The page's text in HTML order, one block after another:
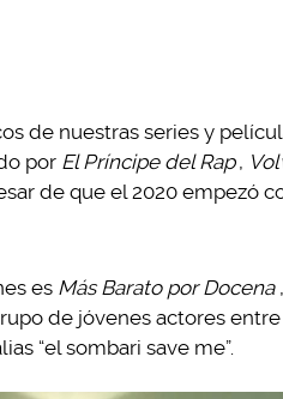
de nuestras series y
por El Príncipe del Rap ,
de que el 2020 empezó
es Más Barato por Docena
de jóvenes actores
“el sombari save me”.